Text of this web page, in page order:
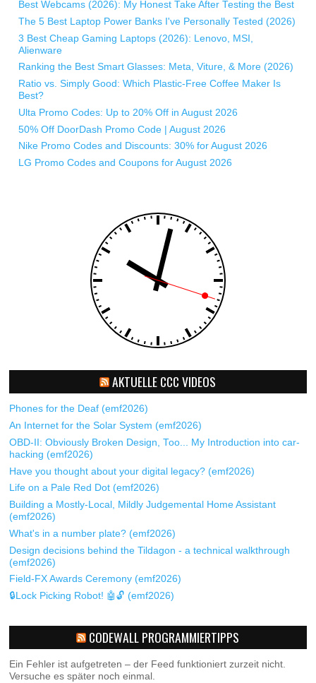
Best Webcams (2026): My Honest Take After Testing the Best
The 5 Best Laptop Power Banks I've Personally Tested (2026)
3 Best Cheap Gaming Laptops (2026): Lenovo, MSI,
Alienware
Ranking the Best Smart Glasses: Meta, Viture, & More (2026)
Ratio vs. Simply Good: Which Plastic-Free Coffee Maker Is
Best?
Ulta Promo Codes: Up to 20% Off in August 2026
50% Off DoorDash Promo Code | August 2026
Nike Promo Codes and Discounts: 30% for August 2026
LG Promo Codes and Coupons for August 2026
AKTUELLE CCC VIDEOS
Phones for the Deaf (emf2026)
An Internet for the Solar System (emf2026)
OBD-II: Obviously Broken Design, Too... My Introduction into car-
hacking (emf2026)
Have you thought about your digital legacy? (emf2026)
Life on a Pale Red Dot (emf2026)
Building a Mostly-Local, Mildly Judgemental Home Assistant
(emf2026)
What's in a number plate? (emf2026)
Design decisions behind the Tildagon - a technical walkthrough
(emf2026)
Field-FX Awards Ceremony (emf2026)
🔒Lock Picking Robot! 🤖🔓 (emf2026)
CODEWALL PROGRAMMIERTIPPS
Ein Fehler ist aufgetreten – der Feed funktioniert zurzeit nicht.
Versuche es später noch einmal.